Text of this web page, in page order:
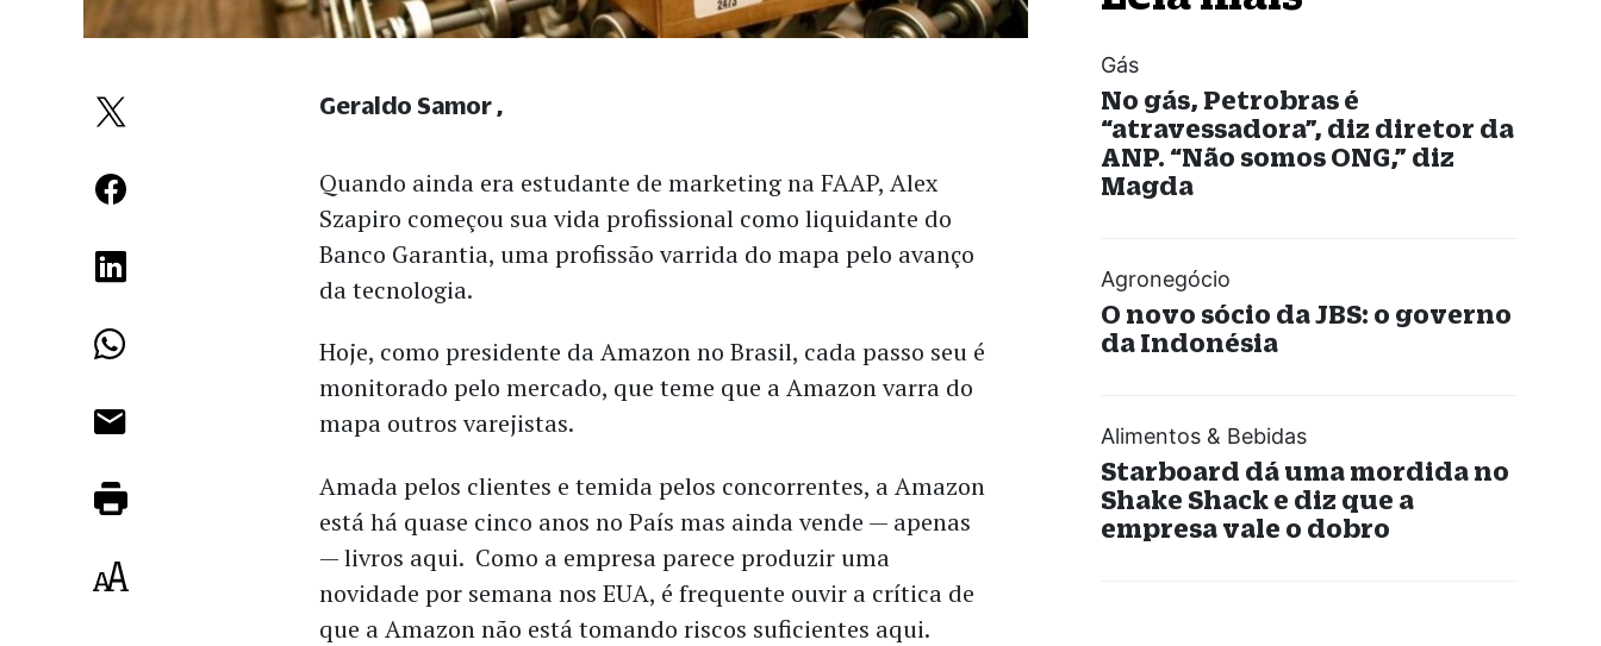
Quando ainda era estudante de marketing na FAAP, Alex
Szapiro começou sua vida profissional como liquidante do
Banco Garantia, uma profissão varrida do mapa pelo avanço
da tecnologia.
Hoje, como presidente da Amazon no Brasil, cada passo seu é
monitorado pelo mercado, que teme que a Amazon varra do
mapa outros varejistas.
Amada pelos clientes e temida pelos concorrentes, a Amazon
está há quase cinco anos no País mas ainda vende — apenas
— livros aqui. Como a empresa parece produzir uma
novidade por semana nos EUA, é frequente ouvir a crítica de
que a Amazon não está tomando riscos suficientes aqui.
Geraldo Samor
Gás
No gás, Petrobras é
“atravessadora”, diz diretor da
ANP. “Não somos ONG,” diz
Magda
Agronegócio
O novo sócio da JBS: o governo
da Indonésia
Alimentos & Bebidas
Starboard dá uma mordida no
Shake Shack e diz que a
empresa vale o dobro